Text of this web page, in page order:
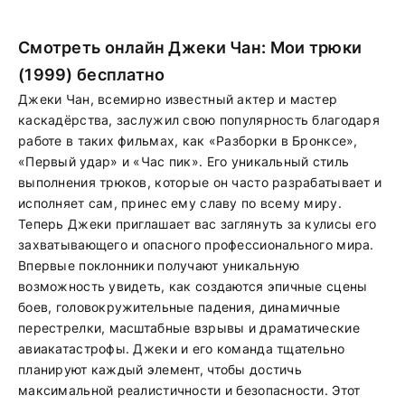
Смотреть онлайн Джеки Чан: Мои трюки
(1999) бесплатно
Джеки Чан, всемирно известный актер и мастер
каскадёрства, заслужил свою популярность благодаря
работе в таких фильмах, как «Разборки в Бронксе»,
«Первый удар» и «Час пик». Его уникальный стиль
выполнения трюков, которые он часто разрабатывает и
исполняет сам, принес ему славу по всему миру.
Теперь Джеки приглашает вас заглянуть за кулисы его
захватывающего и опасного профессионального мира.
Впервые поклонники получают уникальную
возможность увидеть, как создаются эпичные сцены
боев, головокружительные падения, динамичные
перестрелки, масштабные взрывы и драматические
авиакатастрофы. Джеки и его команда тщательно
планируют каждый элемент, чтобы достичь
максимальной реалистичности и безопасности. Этот